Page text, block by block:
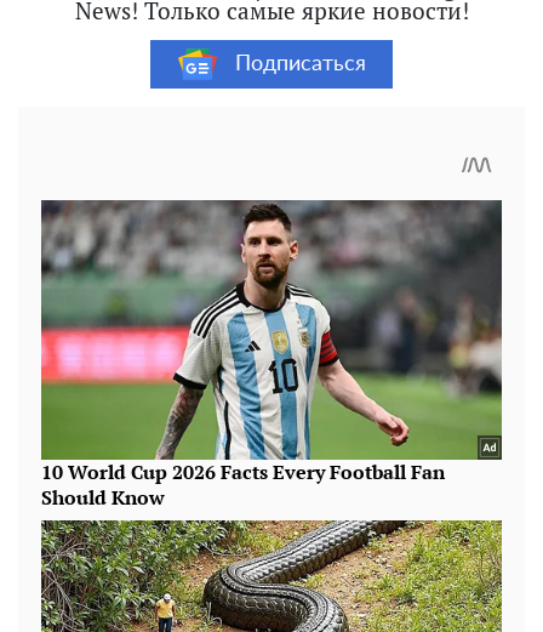
News! Только самые яркие новости!
Подписаться